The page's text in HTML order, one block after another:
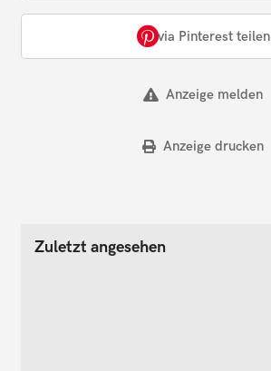
via Pinterest teilen
Anzeige melden
Anzeige drucken
Zuletzt angesehen